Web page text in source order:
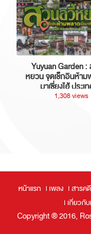
Yuyuan Garden :
หยวน จุดเช็กอินห้าม
มาเซี่ยงไฮ้ ประเ
1,308 views
หน้าแรก เพลง สารคดี
เกี่ยวกับ
Copyright ® 2016,